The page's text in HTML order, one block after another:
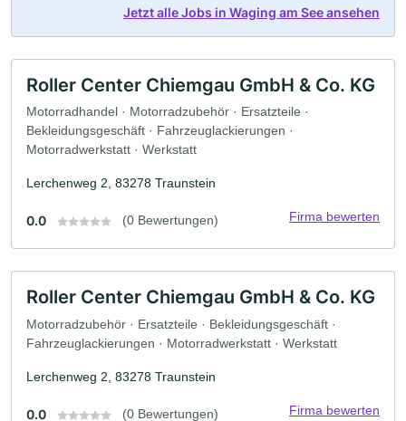
Jetzt alle Jobs in Waging am See ansehen
Roller Center Chiemgau GmbH & Co. KG
Motorradhandel · Motorradzubehör · Ersatzteile ·
Bekleidungsgeschäft · Fahrzeuglackierungen ·
Motorradwerkstatt · Werkstatt
Lerchenweg 2, 83278 Traunstein
0.0 (0 Bewertungen) Firma bewerten
Roller Center Chiemgau GmbH & Co. KG
Motorradzubehör · Ersatzteile · Bekleidungsgeschäft ·
Fahrzeuglackierungen · Motorradwerkstatt · Werkstatt
Lerchenweg 2, 83278 Traunstein
0.0 (0 Bewertungen) Firma bewerten